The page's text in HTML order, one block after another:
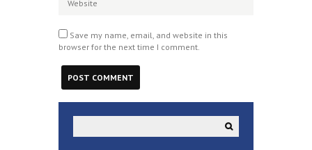
Save my name, email, and website in this
browser for the next time I comment.